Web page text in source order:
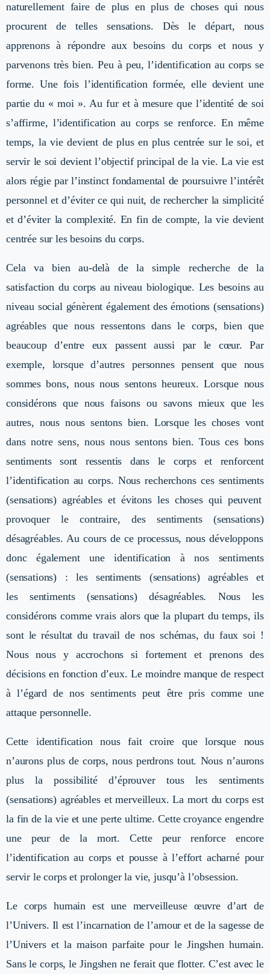
naturellement faire de plus en plus de choses qui nous
procurent de telles sensations. Dès le départ, nous
apprenons à répondre aux besoins du corps et nous y
parvenons très bien. Peu à peu, l’identification au corps se
forme. Une fois l’identification formée, elle devient une
partie du « moi ». Au fur et à mesure que l’identité de soi
s’affirme, l’identification au corps se renforce. En même
temps, la vie devient de plus en plus centrée sur le soi, et
servir le soi devient l’objectif principal de la vie. La vie est
alors régie par l’instinct fondamental de poursuivre l’intérêt
personnel et d’éviter ce qui nuit, de rechercher la simplicité
et d’éviter la complexité. En fin de compte, la vie devient
centrée sur les besoins du corps.
Cela va bien au-delà de la simple recherche de la
satisfaction du corps au niveau biologique. Les besoins au
niveau social génèrent également des émotions (sensations)
agréables que nous ressentons dans le corps, bien que
beaucoup d’entre eux passent aussi par le cœur. Par
exemple, lorsque d’autres personnes pensent que nous
sommes bons, nous nous sentons heureux. Lorsque nous
considérons que nous faisons ou savons mieux que les
autres, nous nous sentons bien. Lorsque les choses vont
dans notre sens, nous nous sentons bien. Tous ces bons
sentiments sont ressentis dans le corps et renforcent
l’identification au corps. Nous recherchons ces sentiments
(sensations)agréables et évitons les choses qui peuvent
provoquer le contraire, des sentiments(sensations)
désagréables. Au cours de ce processus, nous développons
donc également une identification à nos sentiments
(sensations) : les sentiments (sensations)
agréables et
les
sentiments (sensations)désagréables. Nous les
considérons comme vrais alors que la plupart du temps, ils
sont le résultat du travail de nos schémas, du faux soi !
Nous nous y accrochons si fortement et prenons des
décisions en fonction d’eux. Le moindre manque de respect
à l’égard de nos sentiments peut être pris comme une
attaque personnelle.
Cette identification nous fait croire que lorsque nous
n’aurons plus de corps, nous perdrons tout. Nous n’aurons
plus la possibilité d’éprouver tous les sentiments
(sensations) agréables et merveilleux. La mort du corps est
la fin de la vie et une perte ultime. Cette croyance engendre
une peur de la mort. Cette peur renforce encore
l’identification au corps et pousse à l’effort acharné pour
servir le corps et prolonger la vie, jusqu’à l’obsession.
Le corps humain est une merveilleuse œuvre d’art de
l’Univers. Il est l’incarnation de l’amour et de la sagesse de
l’Univers et la maison parfaite pour le Jingshen humain.
Sans le corps, le Jingshen ne ferait que flotter. C’est avec le